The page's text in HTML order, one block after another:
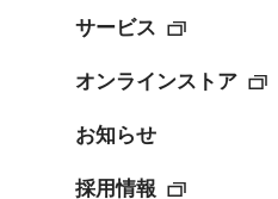
サービス
オンラインストア
お知らせ
採用情報